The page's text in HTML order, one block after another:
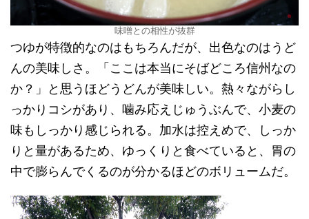
味噌との相性が抜群
つゆが特徴的なのはもちろんだが、出色なのはうど
んの美味しさ。「ここは本当にそばどころ信州なの
か？」と思うほどうどんが美味しい。熱々ながらし
っかりコシがあり、噛み応えじゅうぶんで、小麦の
味もしっかり感じられる。加水は控えめで、しっか
りと量があるため、ゆっくりと食べていると、胃の
中で膨らんでくるのが分かるほどのボリュームだ。